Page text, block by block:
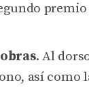
premio
. Al
así como